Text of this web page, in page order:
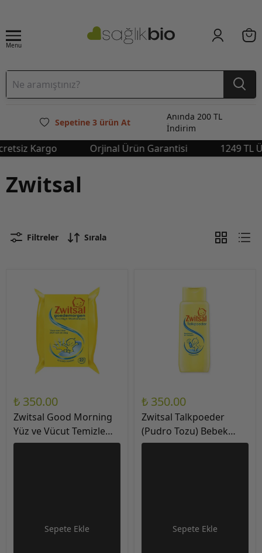
Menu
Sepetine 3 ürün At
Anında 200 TL
İndirim
Kargo Orjinal Ürün Garantisi 1249 TL
Zwitsal
Filtreler Sırala
₺ 350.00
Zwitsal Good Morning
Yüz ve Vücut Temizleme
Mendili 20 Adet
Sepete Ekle
₺ 350.00
Zwitsal Talkpoeder
(Pudro Tozu) Bebek
Pudrası 100gr
Sepete Ekle